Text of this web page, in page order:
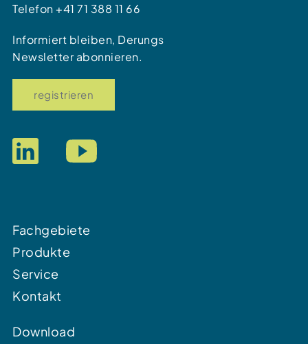
Telefon+41 71 388 11 66
Fachgebiete
Produkte
Service
Kontakt
Download
Informiert bleiben, Derungs
Newsletter abonnieren.
registrieren